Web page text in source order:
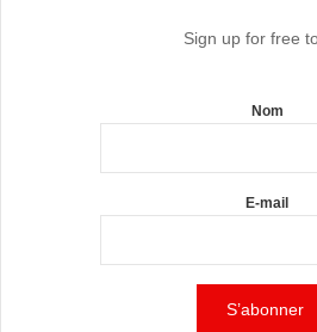
Sign up for free
Nom
E-mail